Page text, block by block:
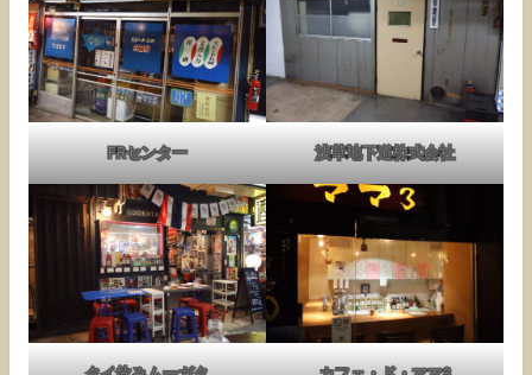
PRセンター 浅草地下道株式会社